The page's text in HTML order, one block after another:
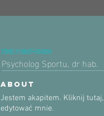
Dr Lynn Fader
Psycholog Sportu, dr hab.
about
Jestem akapitem. Kliknij
edytować mnie.